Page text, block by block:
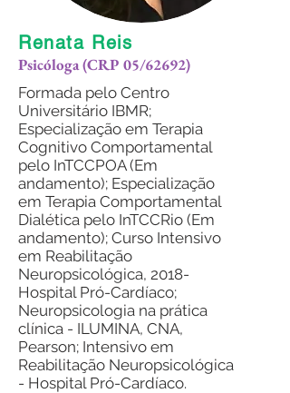
Renata Reis
Psicóloga (CRP 05/62692)
Formada pelo Centro
Universitário IBMR;
Especialização em Terapia
Cognitivo Comportamental
pelo InTCCPOA (Em
andamento); Especialização
em Terapia Comportamental
Dialética pelo InTCCRio (Em
andamento); Curso Intensivo
em Reabilitação
Neuropsicológica, 2018-
Hospital Pró-Cardíaco;
Neuropsicologia na prática
clínica - ILUMINA, CNA,
Pearson; Intensivo em
Reabilitação Neuropsicológica
- Hospital Pró-Cardíaco.